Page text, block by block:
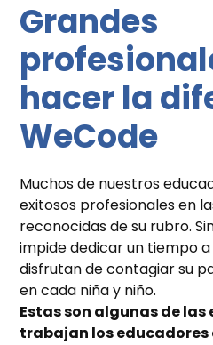
Grandes
hacer la
WeCode
Muchos de nuestros
exitosos profesionales en
reconocidas de su rubro.
impide dedicar un tiempo
disfrutan de contagiar su
en cada niña y niño.
Estas son algunas de las
trabajan los educadores